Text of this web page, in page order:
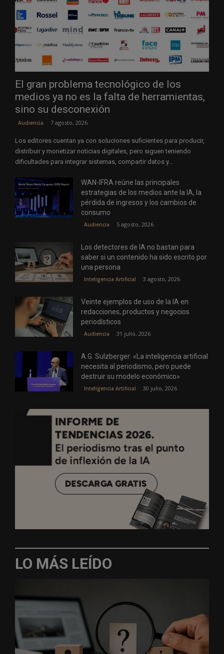
El gran problema tecnológico de los
medios ya no es la falta de herramientas,
sino su desconexión
Audiencia 7 agosto, 2026
Los editores cuentan ya con soluciones suficientes para producir,
distribuir y monetizar noticias digitales, pero siguen teniendo
dificultades para integrar sistemas, compartir datos y...
WAN-IFRA reúne las principales
estrategias de los medios ante la IA, la
pérdida de ingresos y los cambios de
consumo
Audiencia 5 agosto, 2026
Los detectores de IA no bastan para
saber si un contenido ha sido escrito por
una persona
Inteligencia Artificial 3 agosto, 2026
Veinte ejemplos de uso de la IA en
redacciones, productos y negocios
periodísticos
Audiencia 31 julio, 2026
A.G. Sulzberger: «La inteligencia artificial
necesita al periodismo, pero puede
destruir su modelo económico»
Inteligencia Artificial 30 julio, 2026
LO MÁS LEÍDO